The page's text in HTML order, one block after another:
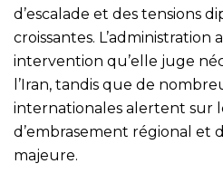
d’escalade et des tensions
croissantes.
intervention qu’elle juge
l’Iran, tandis que de
internationales alertent sur
d’embrasement régional et
majeure.